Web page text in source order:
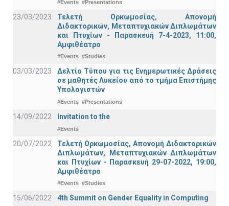
#Events #Presentations
23/03/2023
Τελετή Ορκωμοσίας, Απονομή
Διδακτορικών, Μεταπτυχιακών Διπλωμάτων
και Πτυχίων - Παρασκευή 7-4-2023, 11:00,
Αμφιθέατρο
#Events #Studies
03/03/2023
Δελτίο Τύπου για τις Ενημερωτικές Δράσεις
σε μαθητές Λυκείου από το τμήμα Επιστήμης
Υπολογιστών
#Events #Presentations
14/09/2022 Invitation to the
#Events
20/07/2022
Τελετή Ορκωμοσίας, Απονομή Διδακτορικών
Διπλωμάτων, Μεταπτυχιακών Διπλωμάτων
και Πτυχίων - Παρασκευή 29-07-2022, 19:00,
Αμφιθέατρο
#Events #Studies
15/06/2022 4th Summit on Gender Equality in Computing